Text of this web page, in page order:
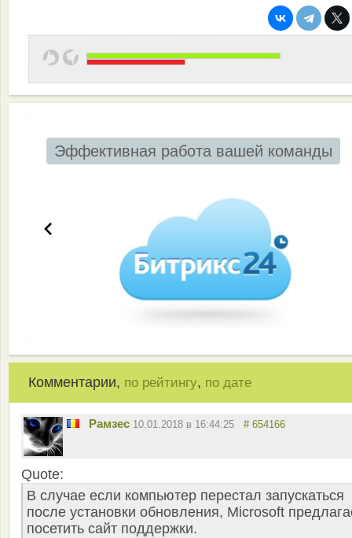
Эффективная работа вашей команды
Комментарии, по рейтингу, по дате
Рамзес 10.01.2018 в 16:44:25 # 654166
Quote:
В случае если компьютер перестал запускаться
после установки обновления, Microsoft
посетить сайт поддержки.